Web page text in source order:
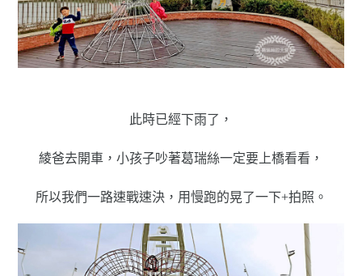
此時已經下雨了，
綾爸去開車，小孩子吵著葛瑞絲一定要上橋看看，
所以我們一路速戰速決，用慢跑的晃了一下+拍照。